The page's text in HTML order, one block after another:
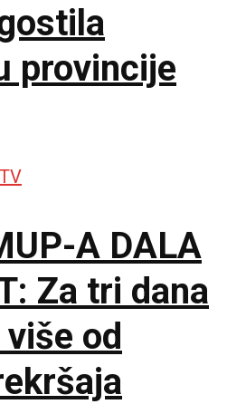
provincije
A DALA
Za tri dana
od